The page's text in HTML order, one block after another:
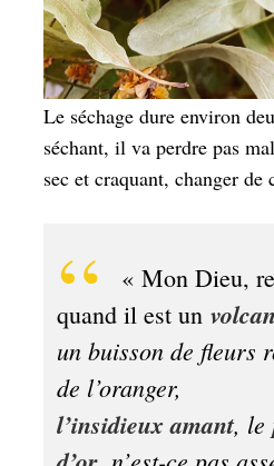
Le séchage dure environ
séchant, il va perdre pas
sec et craquant, changer de
« Mon Dieu,
quand il est un
un buisson de fleurs
de l’oranger,
l’insidieux amant, le